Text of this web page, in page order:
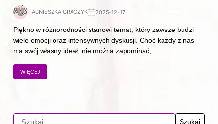
AGNIESZKA GRACZYK 2025-12-17
Piękno w różnorodności stanowi temat, który zawsze budzi
wiele emocji oraz intensywnych dyskusji. Choć każdy z nas
ma swój własny ideał, nie można zapominać,…
WIĘCEJ